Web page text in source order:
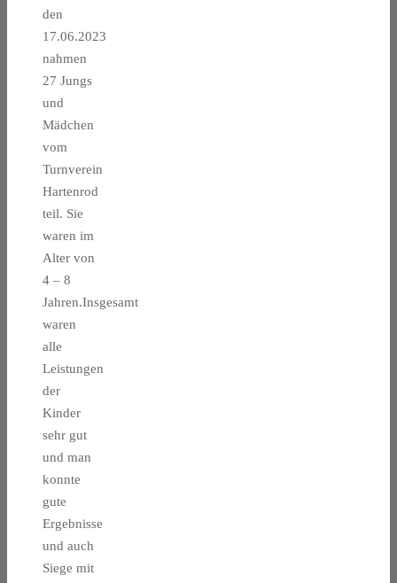
den
17.06.2023
nahmen
27 Jungs
und
Mädchen
vom
Turnverein
Hartenrod
teil. Sie
waren im
Alter von
4 – 8
Jahren.Insgesamt
waren
alle
Leistungen
der
Kinder
sehr gut
und man
konnte
gute
Ergebnisse
und auch
Siege mit